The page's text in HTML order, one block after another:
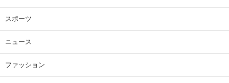
スポーツ
ニュース
ファッション